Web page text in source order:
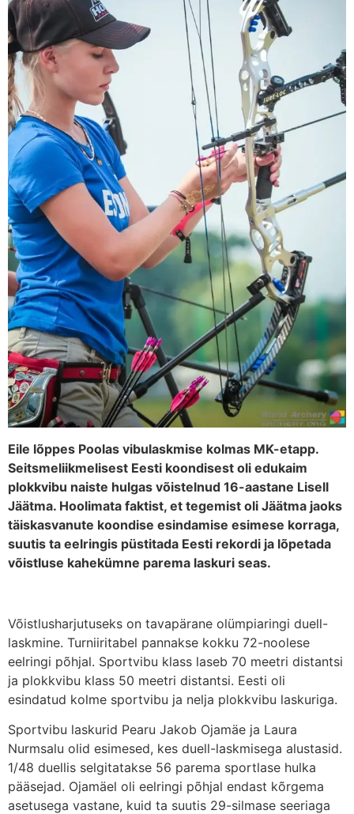
Eile lõppes Poolas vibulaskmise kolmas MK-etapp.
Seitsmeliikmelisest Eesti koondisest oli edukaim
plokkvibu naiste hulgas võistelnud 16-aastane Lisell
Jäätma. Hoolimata faktist, et tegemist oli Jäätma jaoks
täiskasvanute koondise esindamise esimese korraga,
suutis ta eelringis püstitada Eesti rekordi ja lõpetada
võistluse kahekümne parema laskuri seas.
Võistlusharjutuseks on tavapärane olümpiaringi duell-
laskmine. Turniiritabel pannakse kokku 72-noolese
eelringi põhjal. Sportvibu klass laseb 70 meetri distantsi
ja plokkvibu klass 50 meetri distantsi. Eesti oli
esindatud kolme sportvibu ja nelja plokkvibu laskuriga.
Sportvibu laskurid Pearu Jakob Ojamäe ja Laura
Nurmsalu olid esimesed, kes duell-laskmisega alustasid.
1/48 duellis selgitatakse 56 parema sportlase hulka
pääsejad. Ojamäel oli eelringi põhjal endast kõrgema
asetusega vastane, kuid ta suutis 29-silmase seeriaga